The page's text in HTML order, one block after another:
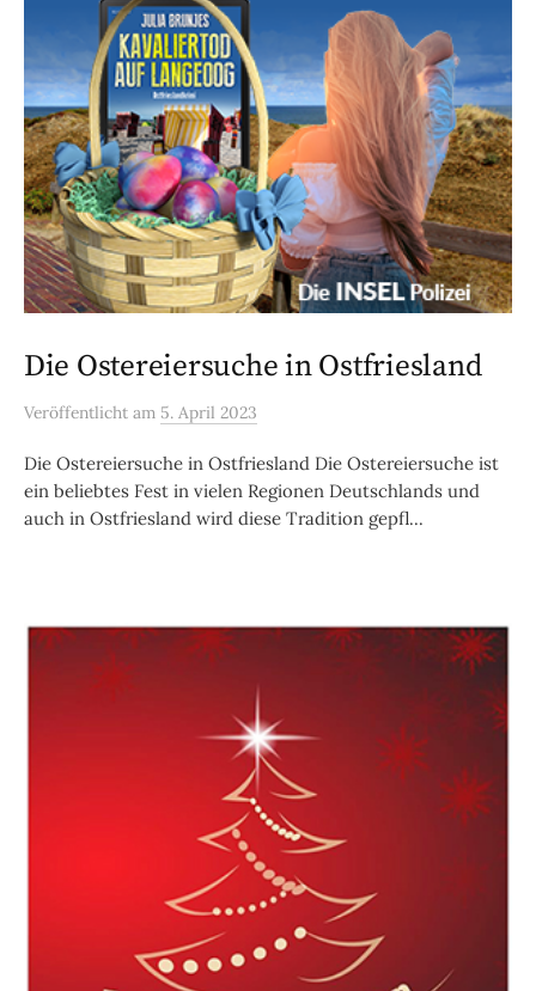
Die Ostereiersuche in Ostfriesland
Veröffentlicht am 5. April 2023
Die Ostereiersuche in Ostfriesland Die Ostereiersuche ist
ein beliebtes Fest in vielen Regionen Deutschlands und
auch in Ostfriesland wird diese Tradition gepfl...